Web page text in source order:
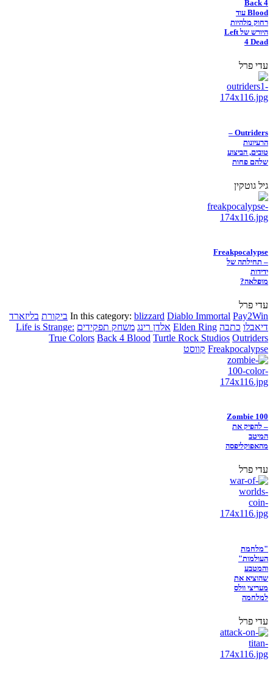
Back 4
Blood עוד
רחוק מלהיות
היורש של Left
4 Dead
עדי פרל
Outriders –
הרעיונות
טובים, הביצוע
שלהם פחות
גיל גוטקין
Freakpocalypse
– תחילתה של
ידידות
מופלאה?
עדי פרל
In this category: blizzard Diablo Immortal Pay2Win ביקורת בליזארד
דיאבלו כתבה Elden Ring אלדן רינג משחק תפקידים Life is Strange:
True Colors Back 4 Blood Turtle Rock Studios Outriders
Freakpocalypse קווסט
Zombie 100
– להפיק את
המיטב
מהאפוקליפסה
עדי פרל
"מלחמת
העולמות"
והמטבע
שהוציא את
מעריצי וולס
למלחמה
עדי פרל